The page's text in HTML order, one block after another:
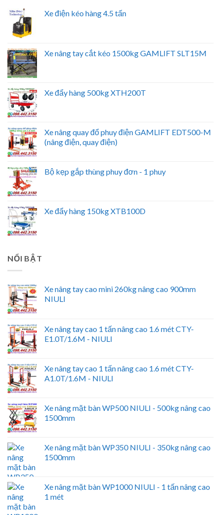
Xe điện kéo hàng 4.5 tấn
Xe nâng tay cắt kéo 1500kg GAMLIFT SLT15M
Xe đẩy hàng 500kg XTH200T
Xe nâng quay đổ phuy điện GAMLIFT EDT500-M
(nâng điện, quay điện)
Bộ kẹp gắp thùng phuy đơn - 1 phuy
Xe đẩy hàng 150kg XTB100D
NỔI BẬT
Xe nâng tay cao mini 260kg nâng cao 900mm
NIULI
Xe nâng tay cao 1 tấn nâng cao 1.6 mét CTY-
E1.0T/1.6M - NIULI
Xe nâng tay cao 1 tấn nâng cao 1.6 mét CTY-
A1.0T/1.6M - NIULI
Xe nâng mặt bàn WP500 NIULI - 500kg nâng cao
1500mm
Xe nâng mặt bàn WP350 NIULI - 350kg nâng cao
1500mm
Xe nâng mặt bàn WP1000 NIULI - 1 tấn nâng cao
1 mét